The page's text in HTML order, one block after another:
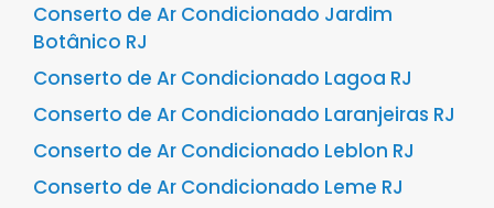
Conserto de Ar Condicionado Jardim
Botânico RJ
Conserto de Ar Condicionado Lagoa RJ
Conserto de Ar Condicionado Laranjeiras RJ
Conserto de Ar Condicionado Leblon RJ
Conserto de Ar Condicionado Leme RJ